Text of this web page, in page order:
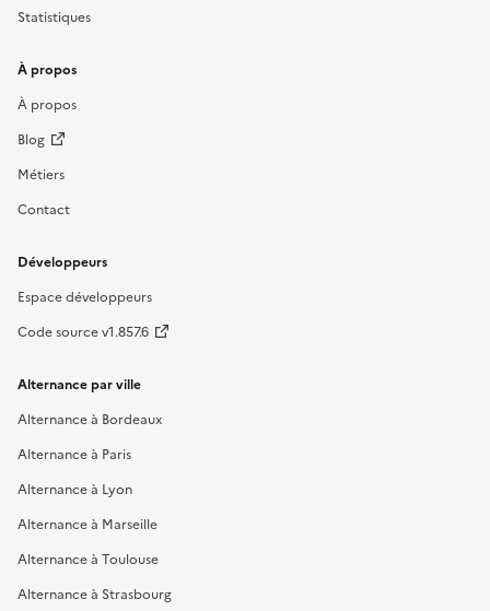
Statistiques
À propos
À propos
Blog
Métiers
Contact
Développeurs
Espace développeurs
Code source v1.857.6
Alternance par ville
Alternance à Bordeaux
Alternance à Paris
Alternance à Lyon
Alternance à Marseille
Alternance à Toulouse
Alternance à Strasbourg